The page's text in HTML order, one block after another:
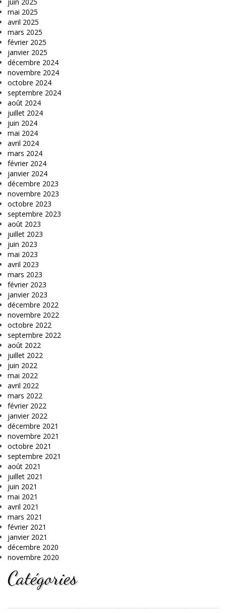
juin 2025
mai 2025
avril 2025
mars 2025
février 2025
janvier 2025
décembre 2024
novembre 2024
octobre 2024
septembre 2024
août 2024
juillet 2024
juin 2024
mai 2024
avril 2024
mars 2024
février 2024
janvier 2024
décembre 2023
novembre 2023
octobre 2023
septembre 2023
août 2023
juillet 2023
juin 2023
mai 2023
avril 2023
mars 2023
février 2023
janvier 2023
décembre 2022
novembre 2022
octobre 2022
septembre 2022
août 2022
juillet 2022
juin 2022
mai 2022
avril 2022
mars 2022
février 2022
janvier 2022
décembre 2021
novembre 2021
octobre 2021
septembre 2021
août 2021
juillet 2021
juin 2021
mai 2021
avril 2021
mars 2021
février 2021
janvier 2021
décembre 2020
novembre 2020
Catégories